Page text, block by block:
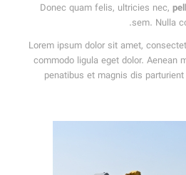
Donec quam felis, ultricies nec,
sem. Nulla
Lorem ipsum dolor sit amet,
commodo ligula eget dolor. Aenean
penatibus et magnis dis